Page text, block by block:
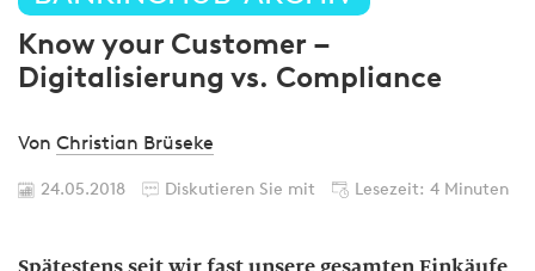
Know your Customer –
Digitalisierung vs. Compliance
Von Christian Brüseke
24.05.2018 Diskutieren Sie mit Lesezeit: 4 Minuten